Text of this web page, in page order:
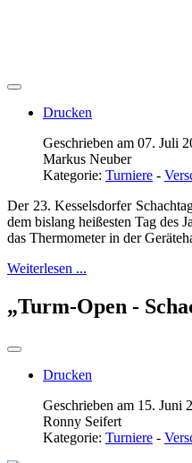
Drucken
Geschrieben am 07. Juli
Markus Neuber
Kategorie: Turniere -
Der 23. Kesselsdorfer
dem bislang heißesten Tag des
das Thermometer in der
Weiterlesen ...
„Turm-Open -
Drucken
Geschrieben am 15. Juni
Ronny Seifert
Kategorie: Turniere -